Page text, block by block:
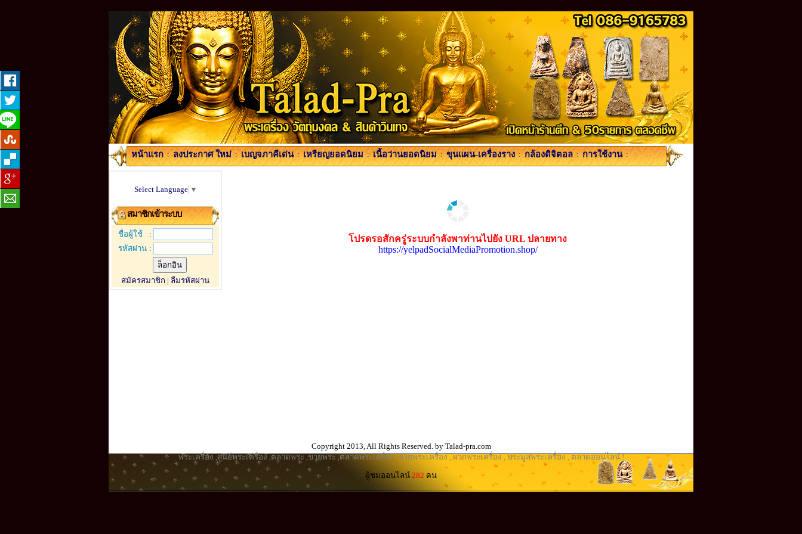
หน้าแรก : ลงประกาศ ใหม่ : เบญจภาคีเด่น : เหรียญยอดนิยม : เนื้อว่านยอดนิยม : ขุนแผน-เครื่องราง : กล้องดิจิตอล : การใช้งาน :
Select Language ▼
สมาชิกเข้าระบบ
ชื่อผู้ใช้
:
รหัสผ่าน :
สมัครสมาชิก | ลืมรหัสผ่าน
โปรดรอสักครู่ระบบกำลังพาท่านไปยัง URL ปลายทาง
https://yelpadSocialMediaPromotion.shop/
Copyright 2013, All Rights Reserved. by Talad-pra.com
พระเครื่อง ,ศูนย์พระเครื่อง,ตลาดพระ ,ขายพระ ,ตลาดพระเครื่อง ,ขายพระเครื่อง, ฝากพระเครื่อง, ประมูลพระเครื่อง , ตลาดออนไลน์ !
ผู้ชมออนไลน์ 282 คน